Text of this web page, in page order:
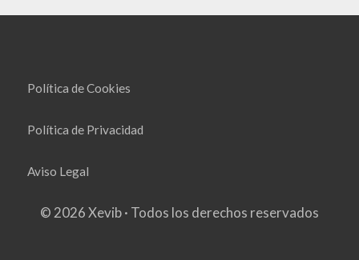
Política de Cookies
Política de Privacidad
Aviso Legal
© 2026 Xevib · Todos los derechos reservados